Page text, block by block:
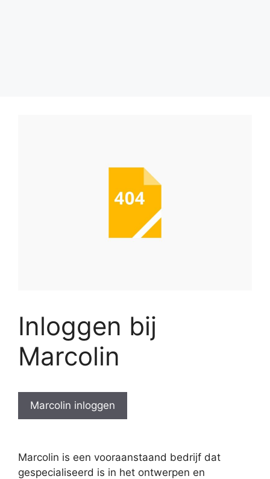
Inloggen bij
Marcolin
Marcolin inloggen
Marcolin is een vooraanstaand bedrijf dat
gespecialiseerd is in het ontwerpen en